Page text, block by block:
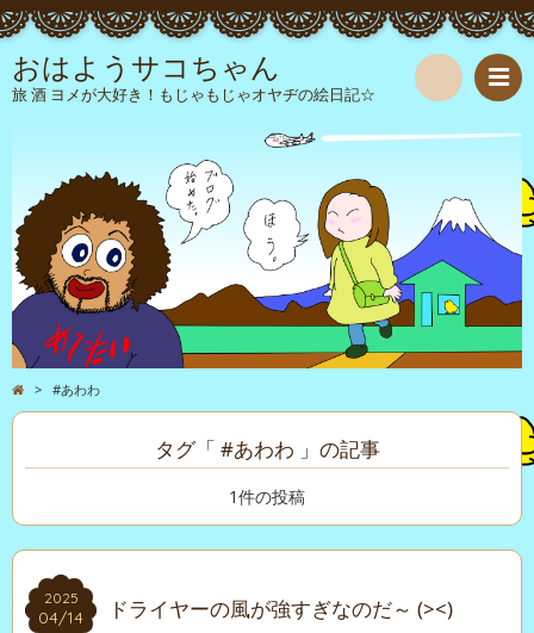
おはようサコちゃん
旅 酒 ヨメが大好き！もじゃもじゃオヤヂの絵日記☆
> #あわわ
タグ「 #あわわ 」の記事
1件の投稿
2025
04/14
2025
04/14 ドライヤーの風が強すぎなのだ～ (><)